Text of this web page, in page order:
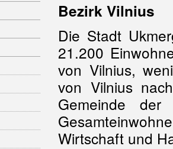
Bezirk Vilnius
Die Stadt
21.200
von Vilnius,
von Vilnius
Gemeinde
Wirtschaft und